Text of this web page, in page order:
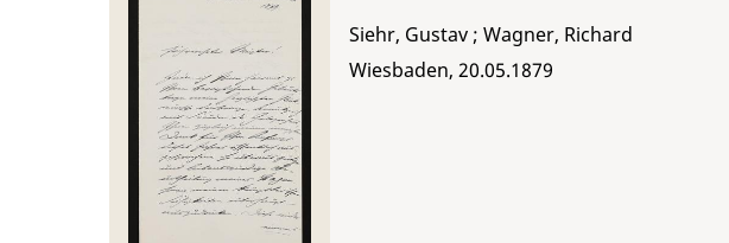
Siehr, Gustav ; Wagner, Richard
Wiesbaden, 20.05.1879